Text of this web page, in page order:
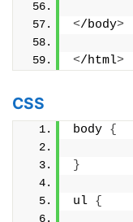
</body>
</html>
CSS
body {
}
ul {